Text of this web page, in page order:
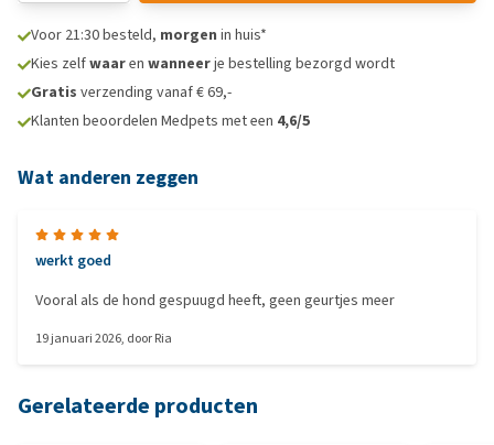
Voor 21:30 besteld, morgen in huis*
Kies zelfwaaren wanneerje bestelling bezorgd wordt
Gratis verzending vanaf € 69,-
Klanten beoordelen Medpets met een 4,6/5
Wat anderen zeggen
werkt goed
Vooral als de hond gespuugd heeft, geen geurtjes meer
19 januari 2026, doorRia
Gerelateerde producten